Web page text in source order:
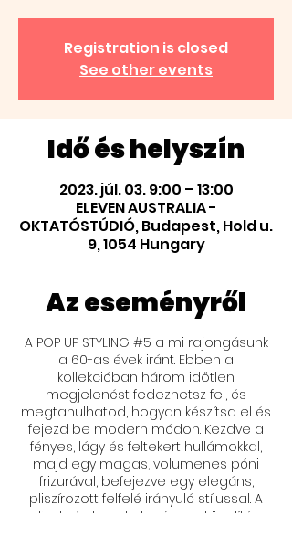
Registration is closed
See other events
Idő és helyszín
2023. júl. 03. 9:00 – 13:00
ELEVEN AUSTRALIA -
OKTATÓSTÚDIÓ, Budapest, Hold u.
9, 1054 Hungary
Az eseményről
A POP UP STYLING #5 a mi rajongásunk
a 60-as évek iránt. Ebben a
kollekcióban három időtlen
megjelenést fedezhetsz fel, és
megtanulhatod, hogyan készítsd el és
fejezd be modern módon. Kezdve a
fényes, lágy és feltekert hullámokkal,
majd egy magas, volumenes póni
frizurával, befejezve egy elegáns,
pliszírozott felfelé irányuló stílussal. A
divat- és trend alapú megközelítés